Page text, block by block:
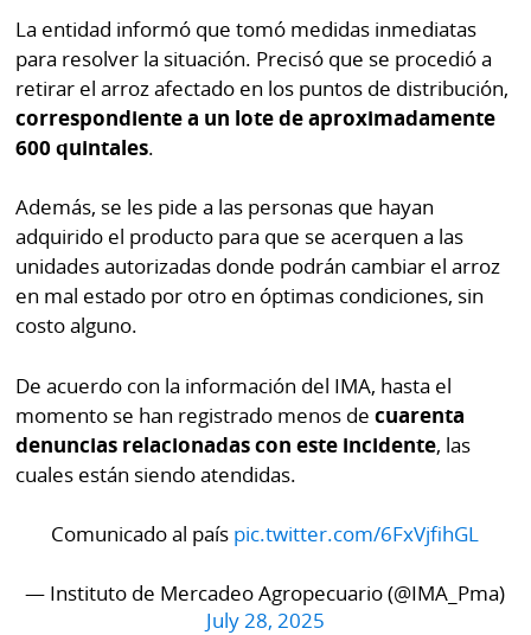
digital
Luctuosas
al
lector
Buenas
prácticas
OTROS
SITIOS
Metro
por
Tienda
Panamá
Tiquetes
KM
Mi
Diario
Ellas
Club
La
Busca
La entidad informó que tomó medidas inmediatas
para resolver la situación. Precisó que se procedió a
retirar el arroz afectado en los puntos de distribución,
correspondiente a un lote de aproximadamente
600 quintales.
Además, se les pide a las personas que hayan
adquirido el producto para que se acerquen a las
unidades autorizadas donde podrán cambiar el arroz
en mal estado por otro en óptimas condiciones, sin
costo alguno.
De acuerdo con la información del IMA, hasta el
momento se han registrado menos decuarenta
denuncias relacionadas con este incidente, las
cuales están siendo atendidas.
Comunicado al país pic.twitter.com/6FxVjfihGL
— Instituto de Mercadeo Agropecuario (@IMA_Pma)
July 28, 2025